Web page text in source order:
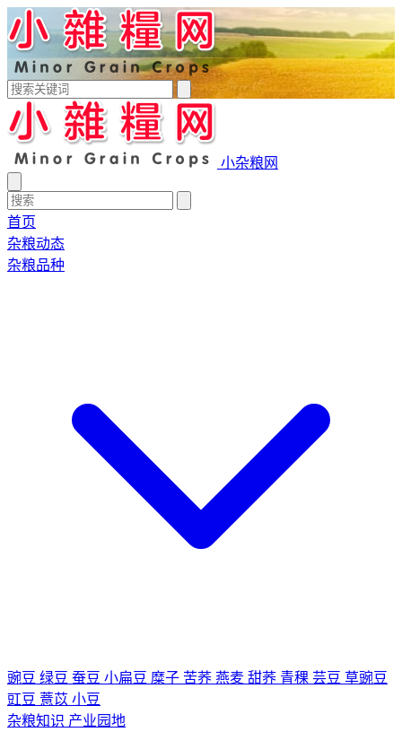
小杂粮网
首页
杂粮动态
杂粮品种
豌豆 绿豆 蚕豆 小扁豆 糜子 苦荞 燕麦 甜荞 青稞 芸豆 草豌豆
豇豆 薏苡 小豆
杂粮知识 产业园地